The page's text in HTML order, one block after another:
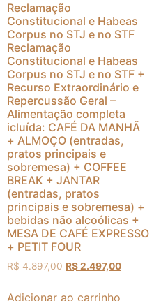
Reclamação
Constitucional e Habeas
Corpus no STJ e no STF
Reclamação
Constitucional e Habeas
Corpus no STJ e no STF +
Recurso Extraordinário e
Repercussão Geral –
Alimentação completa
icluída: CAFÉ DA MANHÃ
+ ALMOÇO (entradas,
pratos principais e
sobremesa) + COFFEE
BREAK + JANTAR
(entradas, pratos
principais e sobremesa) +
bebidas não alcoólicas +
MESA DE CAFÉ EXPRESSO
+ PETIT FOUR
R$4.897,00 R$2.497,00
Adicionar ao carrinho